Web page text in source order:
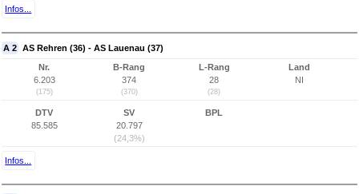
Infos...
A 2 AS Rehren (36) - AS Lauenau (37)
Nr.
6.203
(175)
B-Rang
374
(370)
L-Rang
28
(28)
Land
NI
DTV
85.585
SV
20.797
(24,3%)
BPL
Infos...